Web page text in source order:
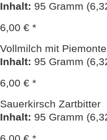
Inhalt: 95 Gramm
6,00 € *
Vollmilch mit
Inhalt: 95 Gramm
6,00 € *
Sauerkirsch Zartbitter
Inhalt: 95 Gramm